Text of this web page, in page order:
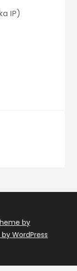
IP)
by
WordPress